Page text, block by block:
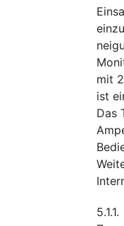
mit
ist
Das
5.1.1.